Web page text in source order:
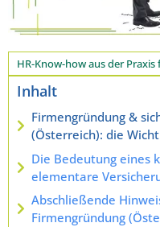
HR-Know-how aus der Praxis
Inhalt
Firmengründung &
(Österreich): die
Die Bedeutung eines
elementare
Abschließende
Firmengründung